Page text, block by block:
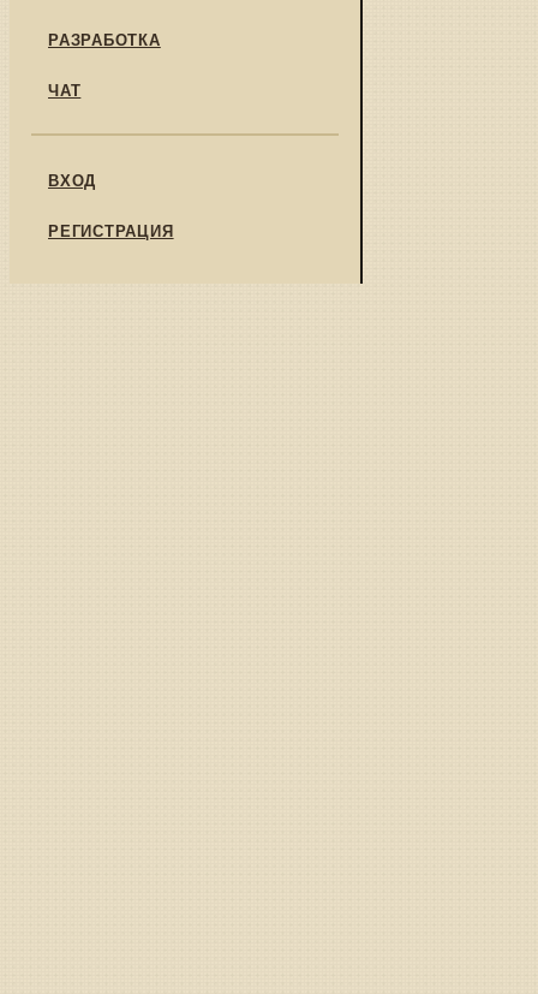
РАЗРАБОТКА
ЧАТ
ВХОД
РЕГИСТРАЦИЯ